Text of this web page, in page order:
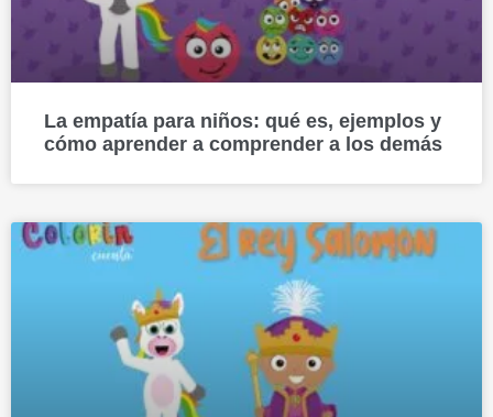
La empatía para niños: qué es, ejemplos y
cómo aprender a comprender a los demás